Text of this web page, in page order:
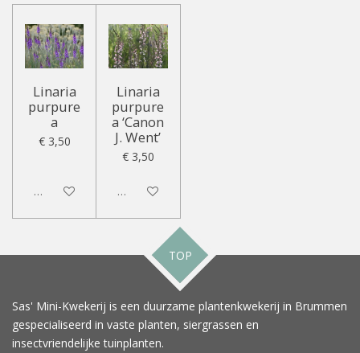
Linaria
purpure
a
€ 3,50
Uitgeschakeld
Linaria
purpure
a ‘Canon
J. Went’
€ 3,50
Uitgeschakeld
TOP
Sas' Mini-Kwekerij is een duurzame plantenkwekerij in Brummen
gespecialiseerd in vaste planten, siergrassen en
insectvriendelijke tuinplanten.